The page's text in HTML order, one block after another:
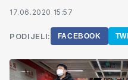
17.06.2020 15:57
PODIJELI: FACEBOOK